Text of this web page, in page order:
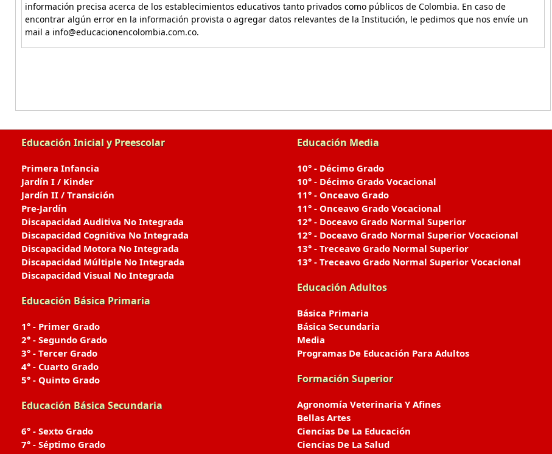
información precisa acerca de los establecimientos educativos tanto privados como públicos de Colombia. En caso de
encontrar algún error en la información provista o agregar datos relevantes de la Institución, le pedimos que nos envíe un
mail a info@educacionencolombia.com.co.
Educación Inicial y Preescolar
Primera Infancia
Jardín I / Kinder
Jardín II / Transición
Pre-Jardín
Discapacidad Auditiva No Integrada
Discapacidad Cognitiva No Integrada
Discapacidad Motora No Integrada
Discapacidad Múltiple No Integrada
Discapacidad Visual No Integrada
Educación Básica Primaria
1° - Primer Grado
2° - Segundo Grado
3° - Tercer Grado
4° - Cuarto Grado
5° - Quinto Grado
Educación Básica Secundaria
6° - Sexto Grado
7° - Séptimo Grado
Educación Media
10° - Décimo Grado
10° - Décimo Grado Vocacional
11° - Onceavo Grado
11° - Onceavo Grado Vocacional
12° - Doceavo Grado Normal Superior
12° - Doceavo Grado Normal Superior Vocacional
13° - Treceavo Grado Normal Superior
13° - Treceavo Grado Normal Superior Vocacional
Educación Adultos
Básica Primaria
Básica Secundaria
Media
Programas De Educación Para Adultos
Formación Superior
Agronomía Veterinaria Y Afines
Bellas Artes
Ciencias De La Educación
Ciencias De La Salud